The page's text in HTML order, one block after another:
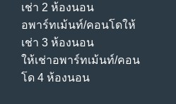
เช่า 2 ห้องนอน
อพาร์ทเม้นท์/คอนโดให้
เช่า 3 ห้องนอน
ให้เช่าอพาร์ทเม้นท์/คอน
โด 4 ห้องนอน